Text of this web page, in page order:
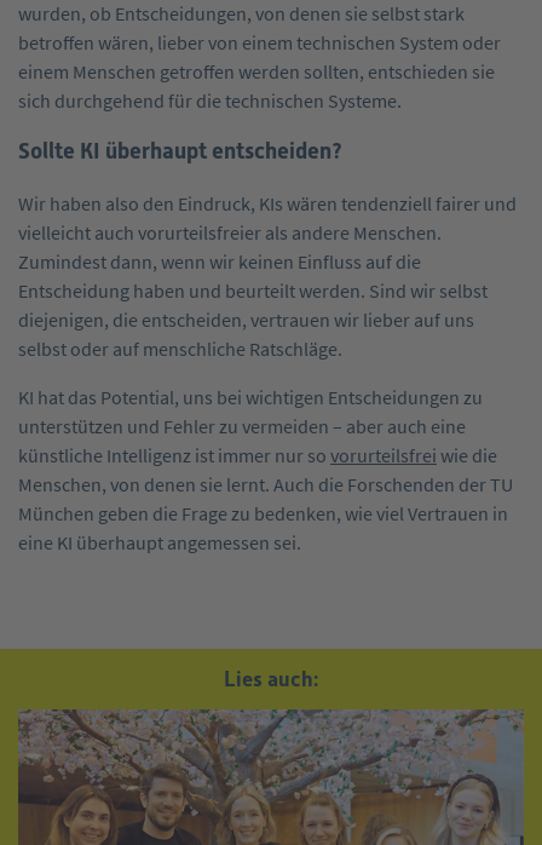
wurden, ob Entscheidungen, von denen sie selbst stark
betroffen wären, lieber von einem technischen System oder
einem Menschen getroffen werden sollten, entschieden sie
sich durchgehend für die technischen Systeme.
Sollte KI überhaupt entscheiden?
Wir haben also den Eindruck, KIs wären tendenziell fairer und
vielleicht auch vorurteilsfreier als andere Menschen.
Zumindest dann, wenn wir keinen Einfluss auf die
Entscheidung haben und beurteilt werden. Sind wir selbst
diejenigen, die entscheiden, vertrauen wir lieber auf uns
selbst oder auf menschliche Ratschläge.
KI hat das Potential, uns bei wichtigen Entscheidungen zu
unterstützen und Fehler zu vermeiden – aber auch eine
künstliche Intelligenz ist immer nur so vorurteilsfrei wie die
Menschen, von denen sie lernt. Auch die Forschenden der TU
München geben die Frage zu bedenken, wie viel Vertrauen in
eine KI überhaupt angemessen sei.
Lies auch: